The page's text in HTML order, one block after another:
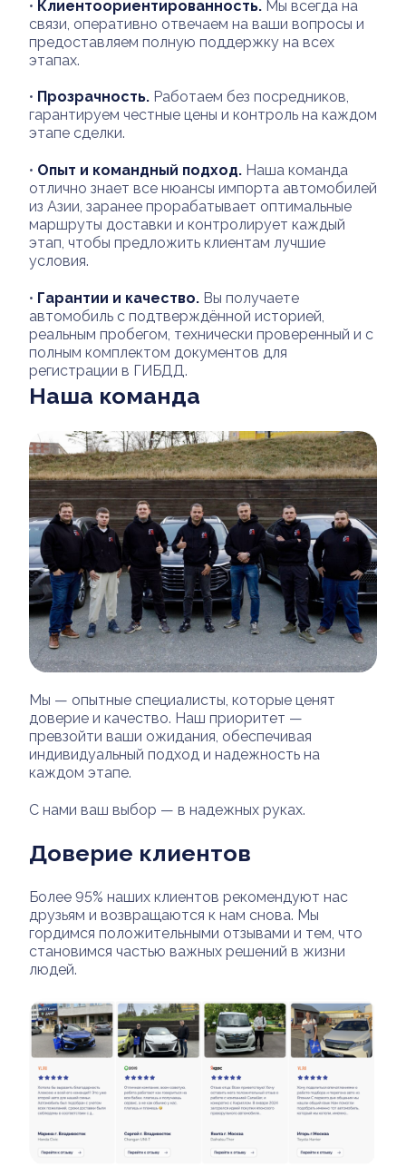
• Клиентоориентированность. Мы всегда на
связи, оперативно отвечаем на ваши вопросы и
предоставляем полную поддержку на всех
этапах.
• Прозрачность. Работаем без посредников,
гарантируем честные цены и контроль на каждом
этапе сделки.
• Опыт и командный подход. Наша команда
отлично знает все нюансы импорта автомобилей
из Азии, заранее прорабатывает оптимальные
маршруты доставки и контролирует каждый
этап, чтобы предложить клиентам лучшие
условия.
• Гарантии и качество. Вы получаете
автомобиль с подтверждённой историей,
реальным пробегом, технически проверенный и с
полным комплектом документов для
регистрации в ГИБДД.
Наша команда
Мы — опытные специалисты, которые ценят
доверие и качество. Наш приоритет —
превзойти ваши ожидания, обеспечивая
индивидуальный подход и надежность на
каждом этапе.
С нами ваш выбор — в надежных руках.
Доверие клиентов
Более 95% наших клиентов рекомендуют нас
друзьям и возвращаются к нам снова. Мы
гордимся положительными отзывами и тем, что
становимся частью важных решений в жизни
людей.